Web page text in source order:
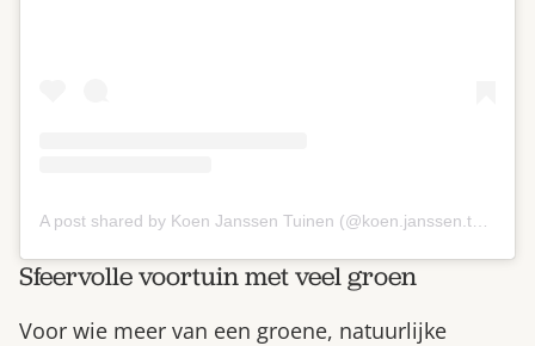
Sfeervolle voortuin met veel groen
Voor wie meer van een groene, natuurlijke